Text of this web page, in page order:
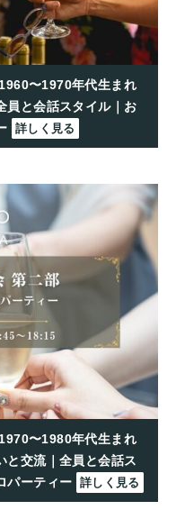
〜1970年代生まれ
員と会話スタイル｜お
詳しく見る
〜1980年代生まれ
と交流｜全員と会話ス
パーティー 詳しく見る